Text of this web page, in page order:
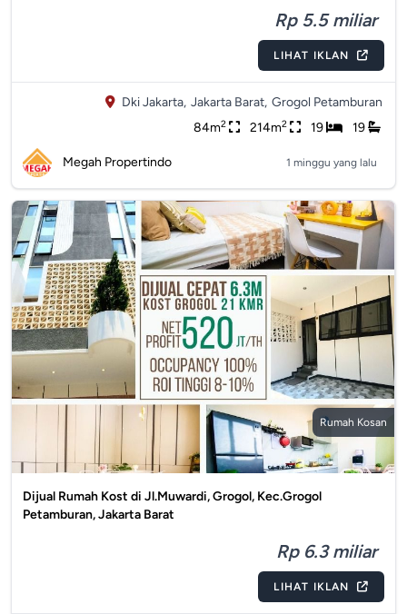
Rp 5.5 miliar
LIHAT IKLAN
Dki Jakarta, Jakarta Barat, Grogol Petamburan
84m2 214m2 19 19
Megah Propertindo 1 minggu yang lalu
Rumah Kosan
Dijual Rumah Kost di Jl.Muwardi, Grogol, Kec.Grogol
Petamburan, Jakarta Barat
Rp 6.3 miliar
LIHAT IKLAN